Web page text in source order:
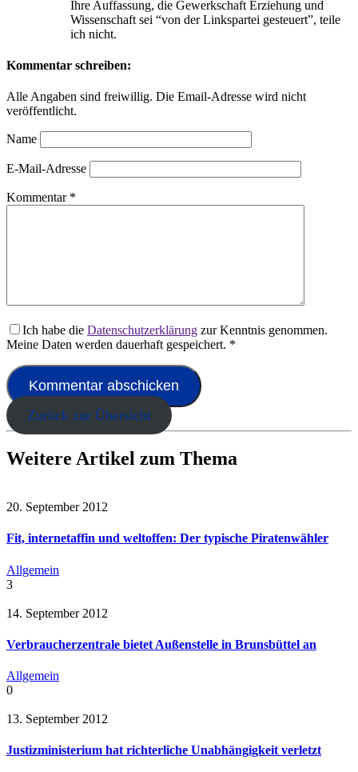
Ihre Auffassung, die Gewerkschaft Erziehung und
Wissenschaft sei “von der Linkspartei gesteuert”, teile
ich nicht.
Kommentar schreiben:
Alle Angaben sind freiwillig. Die Email-Adresse wird nicht
veröffentlicht.
Name
E-Mail-Adresse
Kommentar *
Ich habe die Datenschutzerklärung zur Kenntnis genommen.
Meine Daten werden dauerhaft gespeichert. *
Zurück zur Übersicht
Weitere Artikel zum Thema
20. September 2012
Fit, internetaffin und weltoffen: Der typische Piratenwähler
Allgemein
3
14. September 2012
Verbraucherzentrale bietet Außenstelle in Brunsbüttel an
Allgemein
0
13. September 2012
Justizministerium hat richterliche Unabhängigkeit verletzt